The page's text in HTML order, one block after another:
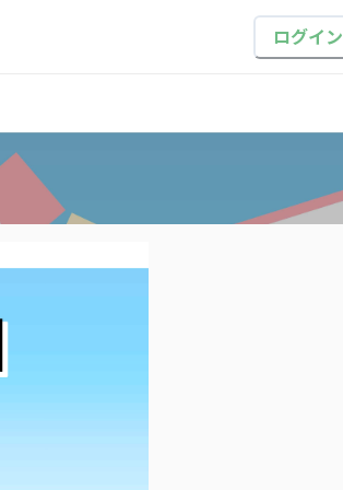
ログイン